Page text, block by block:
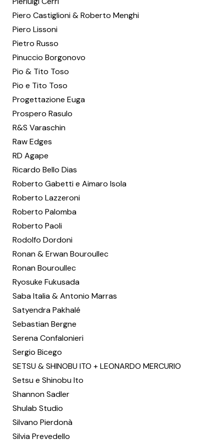
Piero Castiglioni & Roberto Menghi
Piero Lissoni
Pietro Russo
Pinuccio Borgonovo
Pio & Tito Toso
Pio e Tito Toso
Progettazione Euga
Prospero Rasulo
R&S Varaschin
Raw Edges
RD Agape
Ricardo Bello Dias
Roberto Gabetti e Aimaro Isola
Roberto Lazzeroni
Roberto Palomba
Roberto Paoli
Rodolfo Dordoni
Ronan & Erwan Bouroullec
Ronan Bouroullec
Ryosuke Fukusada
Saba Italia & Antonio Marras
Satyendra Pakhalé
Sebastian Bergne
Serena Confalonieri
Sergio Bicego
SETSU & SHINOBU ITO + LEONARDO MERCURIO
Setsu e Shinobu Ito
Shannon Sadler
Shulab Studio
Silvano Pierdonà
Silvia Prevedello